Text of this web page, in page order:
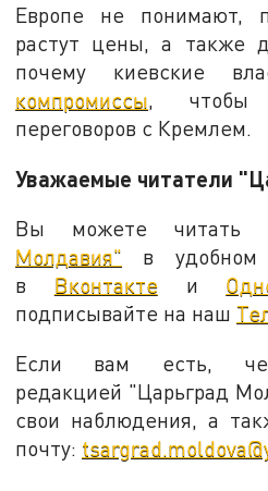
Европе не понимают,
растут цены, а также
почему киевские
компромиссы, чтобы
переговоров с Кремлем.
Уважаемые читатели
Вы можете читать
Молдавия" в удобном
в Вконтактеи
подписывайте на наш
Если вам есть,
редакцией "Царьград
свои наблюдения, а
почту: